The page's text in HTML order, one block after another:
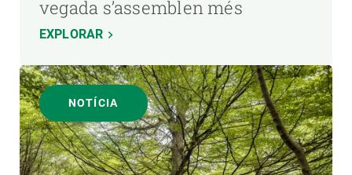
vegada s’assemblen més
EXPLORAR
NOTÍCIA